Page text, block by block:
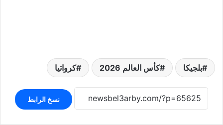
بلجيكا كأس العالم 2026 كرواتيا
نسخ الرابط